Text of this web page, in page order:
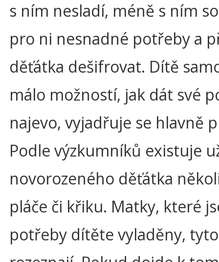
s ním nesladí, méně s ním
pro ni nesnadné potřeby a
děťátka dešifrovat. Dítě
málo možností, jak dát své
najevo, vyjadřuje se hlavně
Podle výzkumníků existuje
novorozeného děťátka
pláče či křiku. Matky, které
potřeby dítěte vyladěny,